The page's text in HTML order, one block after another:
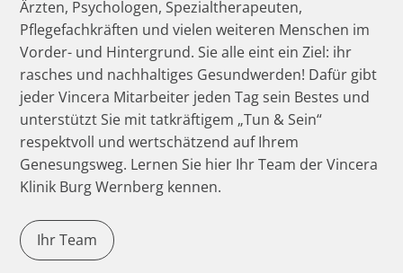
Ärzten, Psychologen, Spezialtherapeuten,
Pflegefachkräften und vielen weiteren Menschen im
Vorder- und Hintergrund. Sie alle eint ein Ziel: ihr
rasches und nachhaltiges Gesundwerden! Dafür gibt
jeder Vincera Mitarbeiter jeden Tag sein Bestes und
unterstützt Sie mit tatkräftigem „Tun & Sein“
respektvoll und wertschätzend auf Ihrem
Genesungsweg. Lernen Sie hier Ihr Team der Vincera
Klinik Burg Wernberg kennen.
Ihr Team